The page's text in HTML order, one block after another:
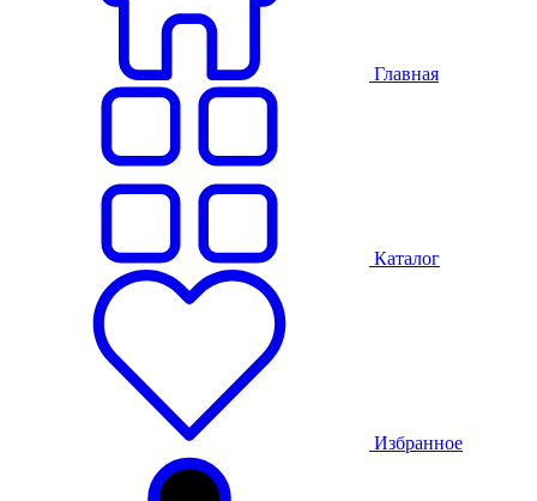
Главная
Каталог
Избранное